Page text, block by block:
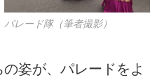
パレード隊（筆者撮影）
姿が、パレードをよ